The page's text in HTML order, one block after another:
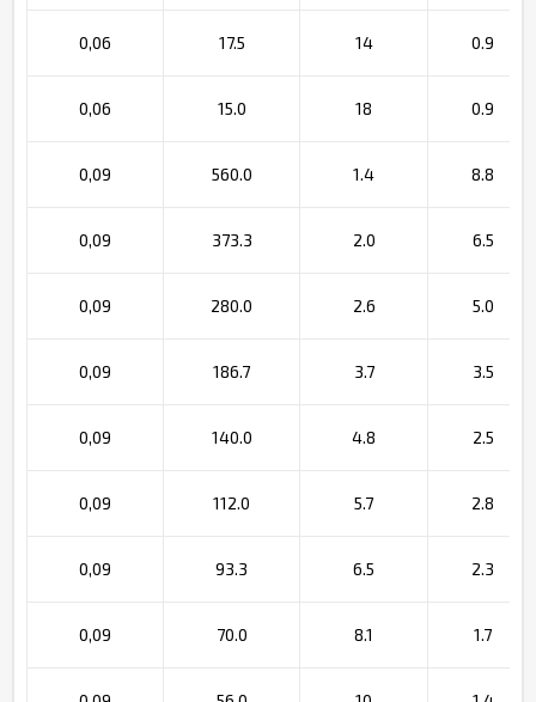
0,06 17.5 14 0.9
0,06 15.0 18 0.9
0,09 560.0 1.4 8.8
0,09 373.3 2.0 6.5
0,09 280.0 2.6 5.0
0,09 186.7 3.7 3.5
0,09 140.0 4.8 2.5
0,09 112.0 5.7 2.8
0,09 93.3 6.5 2.3
0,09 70.0 8.1 1.7